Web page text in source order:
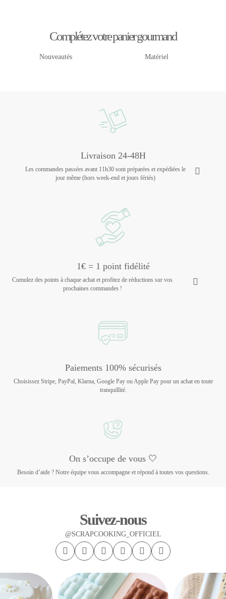
Complétez votre panier gourmand
Nouveautés Matériel
Livraison 24-48H
Les commandes passées avant 11h30 sont préparées et expédiées le
jour même (hors week-end et jours fériés)
1€ = 1 point fidélité
Cumulez des points à chaque achat et profitez de réductions sur vos
prochaines commandes !
Paiements 100% sécurisés
Choisissez Stripe, PayPal, Klarna, Google Pay ou Apple Pay pour un achat en toute
tranquillité.
On s’occupe de vous 🤍
Besoin d’aide ? Notre équipe vous accompagne et répond à toutes vos questions.
Suivez-nous
@SCRAPCOOKING_OFFICIEL